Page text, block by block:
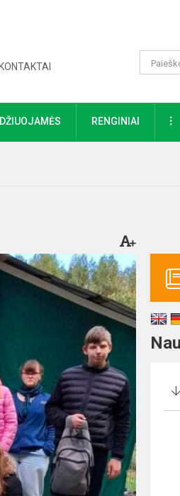
KONTAKTAI
RENGINIAI